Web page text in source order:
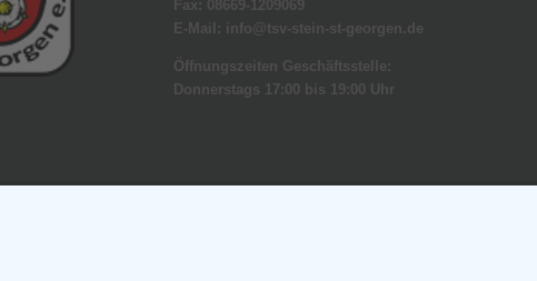
Fax: 08669-1209069
E-Mail: info@tsv-stein-st-georgen.de
Öffnungszeiten Geschäftsstelle:
Donnerstags 17:00 bis 19:00 Uhr